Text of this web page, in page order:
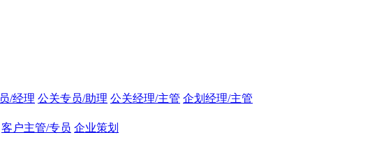
/经理 公关专员/助理 公关经理/主管 企划经理/主管
客户主管/专员 企业策划